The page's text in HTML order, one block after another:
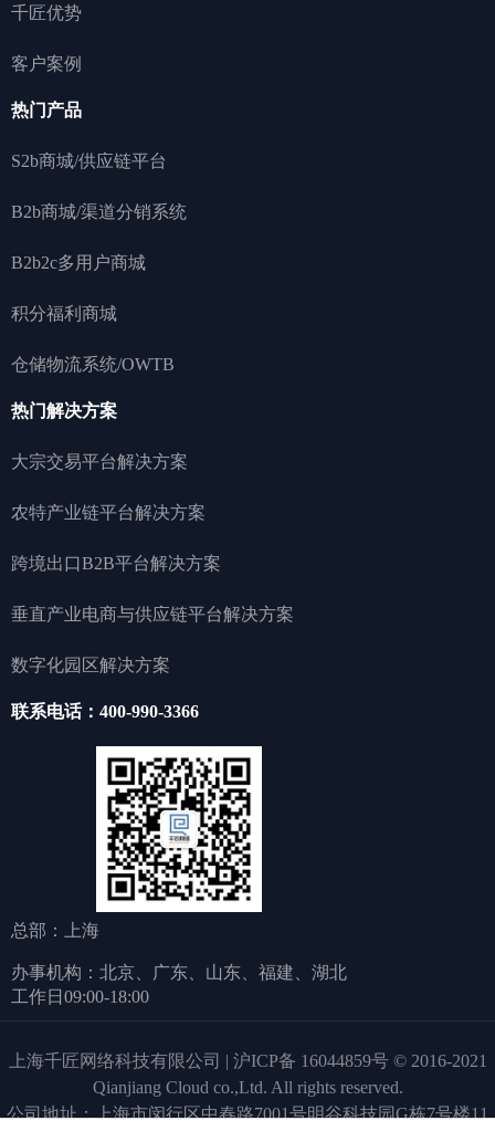
千匠优势
客户案例
热门产品
S2b商城/供应链平台
B2b商城/渠道分销系统
B2b2c多用户商城
积分福利商城
仓储物流系统/OWTB
热门解决方案
大宗交易平台解决方案
农特产业链平台解决方案
跨境出口B2B平台解决方案
垂直产业电商与供应链平台解决方案
数字化园区解决方案
联系电话：400-990-3366
总部：上海
办事机构：北京、广东、山东、福建、湖北
工作日09:00-18:00
上海千匠网络科技有限公司 | 沪ICP备 16044859号 © 2016-2021
Qianjiang Cloud co.,Ltd. All rights reserved.
公司地址：上海市闵行区中春路7001号明谷科技园G栋7号楼11